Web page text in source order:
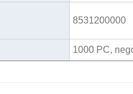
8531200000
1000 PC,